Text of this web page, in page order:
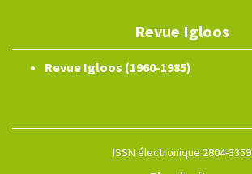
Revue Igloos
Revue Igloos (1960-1985)
ISSN électronique 2804-3359